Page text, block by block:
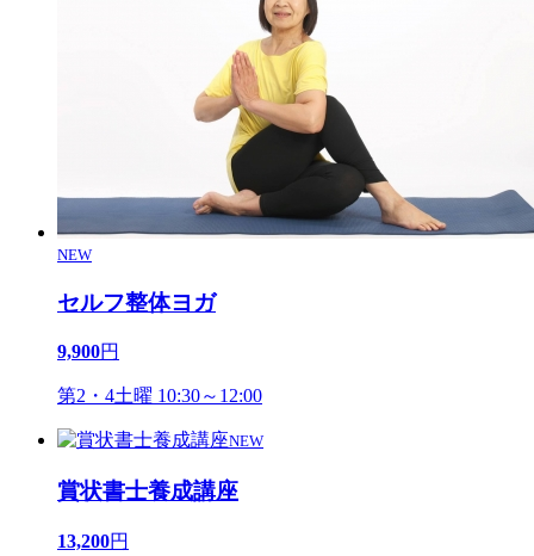
NEW
セルフ整体ヨガ
9,900円
第2・4土曜 10:30～12:00
NEW
賞状書士養成講座
13,200円